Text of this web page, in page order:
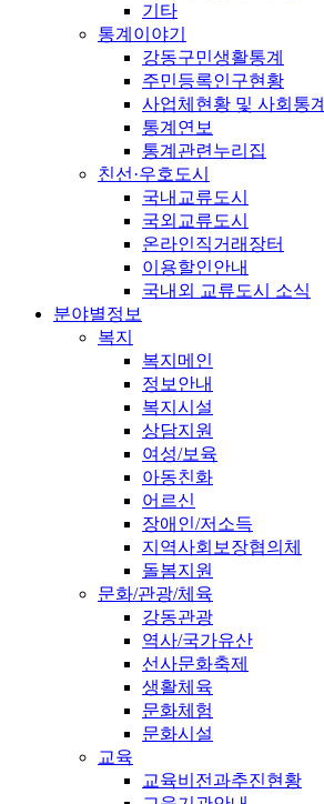
기타
통계이야기
강동구민생활통계
주민등록인구현황
사업체현황 및 사회통계
통계연보
통계관련누리집
친선·우호도시
국내교류도시
국외교류도시
온라인직거래장터
이용할인안내
국내외 교류도시 소식
분야별정보
복지
복지메인
정보안내
복지시설
상담지원
여성/보육
아동친화
어르신
장애인/저소득
지역사회보장협의체
돌봄지원
문화/관광/체육
강동관광
역사/국가유산
선사문화축제
생활체육
문화체험
문화시설
교육
교육비전과추진현황